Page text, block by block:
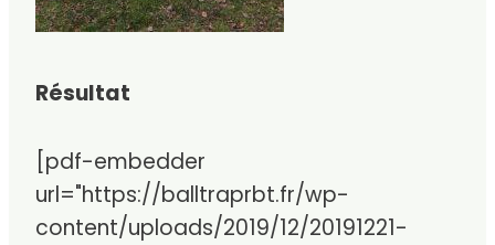
Résultat
[pdf-embedder
url="https://balltraprbt.fr/wp-
content/uploads/2019/12/20191221-